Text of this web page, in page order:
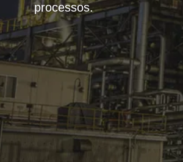
processos.